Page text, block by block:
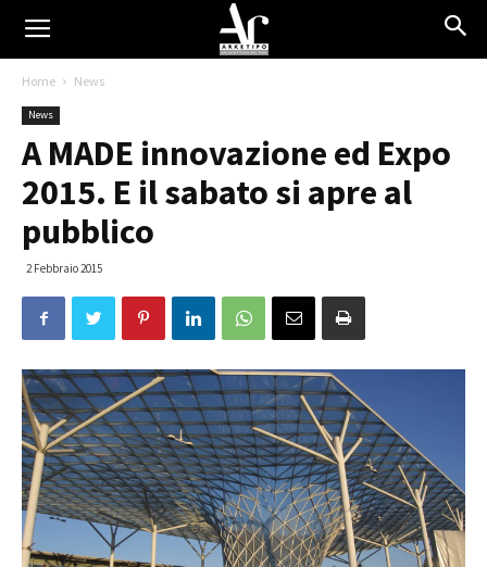
Home News
News
A MADE innovazione ed Expo
2015. E il sabato si apre al
pubblico
2 Febbraio 2015